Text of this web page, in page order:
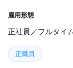
雇用形態
正社員／フルタイ
正職員